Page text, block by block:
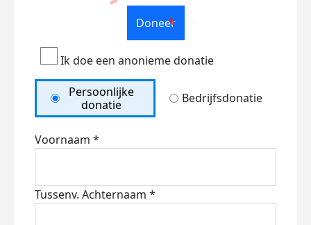
Doneer
Ik doe een anonieme donatie
Persoonlijke
donatie
Bedrijfsdonatie
Voornaam *
Tussenv. Achternaam *